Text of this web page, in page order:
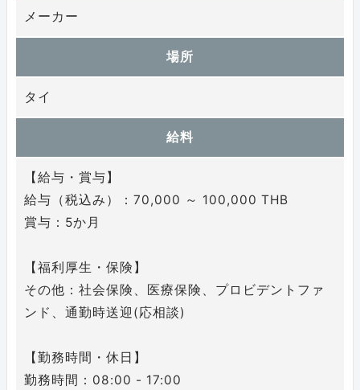
メーカー
場所
タイ
給料
【給与・賞与】
給与（税込み）：70,000 ～ 100,000 THB
賞与：5か月
【福利厚生・保険】
その他：社会保険、医療保険、プロビデントファ
ンド、通勤時送迎(応相談)
【勤務時間・休日】
勤務時間：08:00 - 17:00